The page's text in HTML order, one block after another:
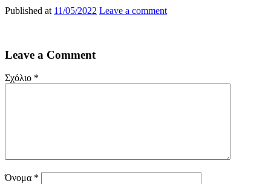
Published at 11/05/2022 Leave a comment
Leave a Comment
Σχόλιο *
Όνομα *